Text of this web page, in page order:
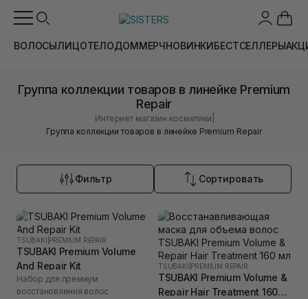
ВОЛОСЫЛИЦОТЕЛОДОММЕРЧНОВИНКИБЕСТСЕЛЛЕРЫ
Группа коллекции товаров в линейке Premium
Repair
Интернет магазин косметики
Группа коллекции товаров в линейке Premium Repair
Фильтр Сортировать
TSUBAKI PREMIUM REPAIR
TSUBAKI Premium Volume
And Repair Kit
Набор для премиум
восстановления волос
TSUBAKI PREMIUM REPAIR
TSUBAKI Premium Volume &
Repair Hair Treatment 160